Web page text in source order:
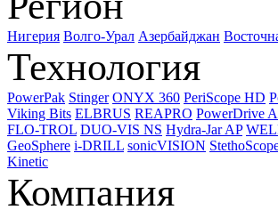
Нигерия Волго-Урал Азербайджан
Технология
PowerPak Stinger ONYX 360 PeriScope HD
Viking Bits ELBRUS REAPRO PowerDrive
FLO-TROL DUO-VIS NS Hydra-Jar AP
GeoSphere i-DRILL sonicVISION
Kinetic
Компания